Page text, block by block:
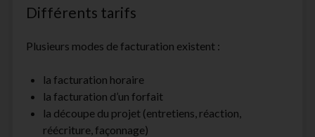
facebookinstagram
youtubeemail-
Différents tarifs
Plusieurs modes de facturation existent :
la facturation horaire
la facturation d’un forfait
la découpe du projet (entretiens, réaction,
réécriture, façonnage)